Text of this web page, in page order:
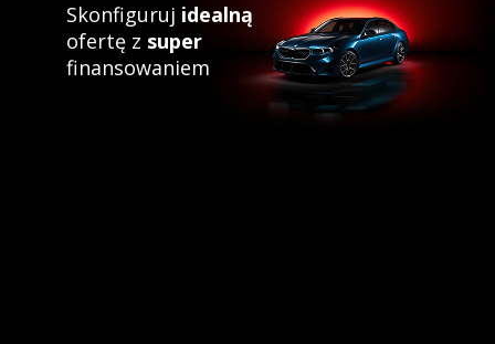
Skonfiguruj idealną
ofertę z super
finansowaniem